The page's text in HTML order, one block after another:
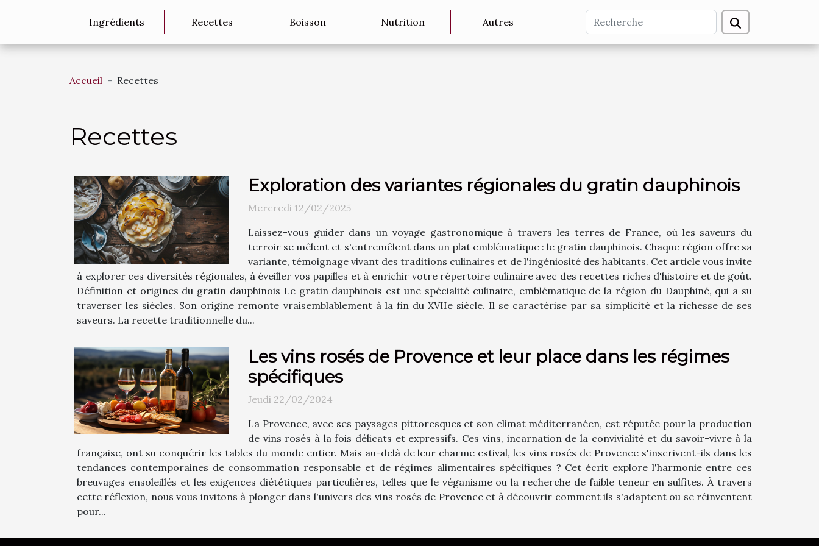
Ingrédients Recettes Boisson Nutrition Autres
Accueil Recettes
Recettes
Exploration des variantes régionales du gratin dauphinois
Mercredi 12/02/2025
Laissez-vous guider dans un voyage gastronomique à travers les terres de France, où les saveurs du
terroir se mêlent et s'entremêlent dans un plat emblématique : le gratin dauphinois. Chaque région offre sa
variante, témoignage vivant des traditions culinaires et de l'ingéniosité des habitants. Cet article vous invite
à explorer ces diversités régionales, à éveiller vos papilles et à enrichir votre répertoire culinaire avec des recettes riches d'histoire et de goût.
Définition et origines du gratin dauphinois Le gratin dauphinois est une spécialité culinaire, emblématique de la région du Dauphiné, qui a su
traverser les siècles. Son origine remonte vraisemblablement à la fin du XVIIe siècle. Il se caractérise par sa simplicité et la richesse de ses
saveurs. La recette traditionnelle du...
Les vins rosés de Provence et leur place dans les régimes
spécifiques
Jeudi 22/02/2024
La Provence, avec ses paysages pittoresques et son climat méditerranéen, est réputée pour la production
de vins rosés à la fois délicats et expressifs. Ces vins, incarnation de la convivialité et du savoir-vivre à la
française, ont su conquérir les tables du monde entier. Mais au-delà de leur charme estival, les vins rosés de Provence s'inscrivent-ils dans les
tendances contemporaines de consommation responsable et de régimes alimentaires spécifiques ? Cet écrit explore l'harmonie entre ces
breuvages ensoleillés et les exigences diététiques particulières, telles que le véganisme ou la recherche de faible teneur en sulfites. À travers
cette réflexion, nous vous invitons à plonger dans l'univers des vins rosés de Provence et à découvrir comment ils s'adaptent ou se réinventent
pour...